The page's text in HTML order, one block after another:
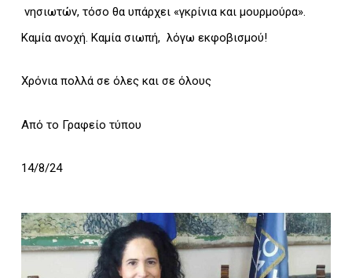
νησιωτών, τόσο θα υπάρχει «γκρίνια και μουρμούρα».
Καμία ανοχή. Καμία σιωπή, λόγω εκφοβισμού!
Χρόνια πολλά σε όλες και σε όλους
Από το Γραφείο τύπου
14/8/24